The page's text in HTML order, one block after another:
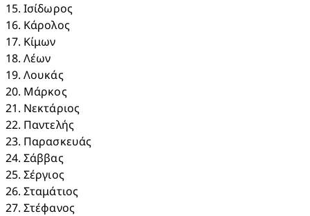
15. Ισίδωρος​
16. Κάρολος​
17. Κίμων​
18. Λέων​
19. Λουκάς​
20. Μάρκος​
21. Νεκτάριος​
22. Παντελής​
23. Παρασκευάς​
24. Σάββας​
25. Σέργιος​
26. Σταμάτιος​
27. Στέφανος​